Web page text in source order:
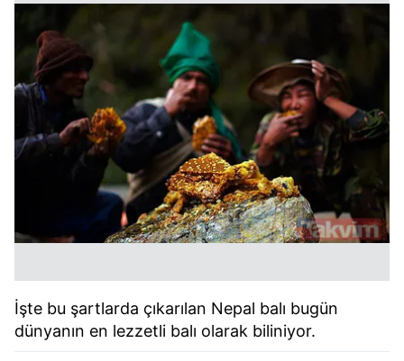
İşte bu şartlarda çıkarılan Nepal balı bugün
dünyanın en lezzetli balı olarak biliniyor.